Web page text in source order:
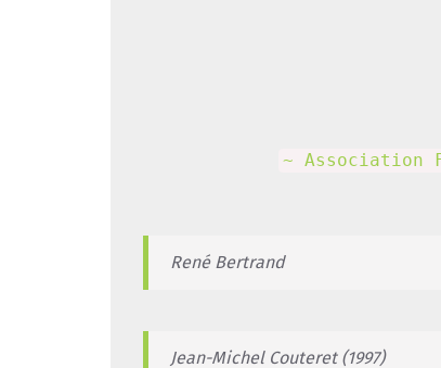
~ Association
René Bertrand
Jean-Michel Couteret (1997)